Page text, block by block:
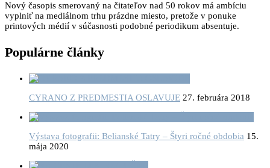
Nový časopis smerovaný na čitateľov nad 50 rokov má ambíciu
vyplniť na mediálnom trhu prázdne miesto, pretože v ponuke
printových médií v súčasnosti podobné periodikum absentuje.
Populárne články
CYRANO Z PREDMESTIA OSLAVUJE 27. februára 2018
Výstava fotografii: Belianské Tatry – Štyri ročné obdobia 15.
mája 2020